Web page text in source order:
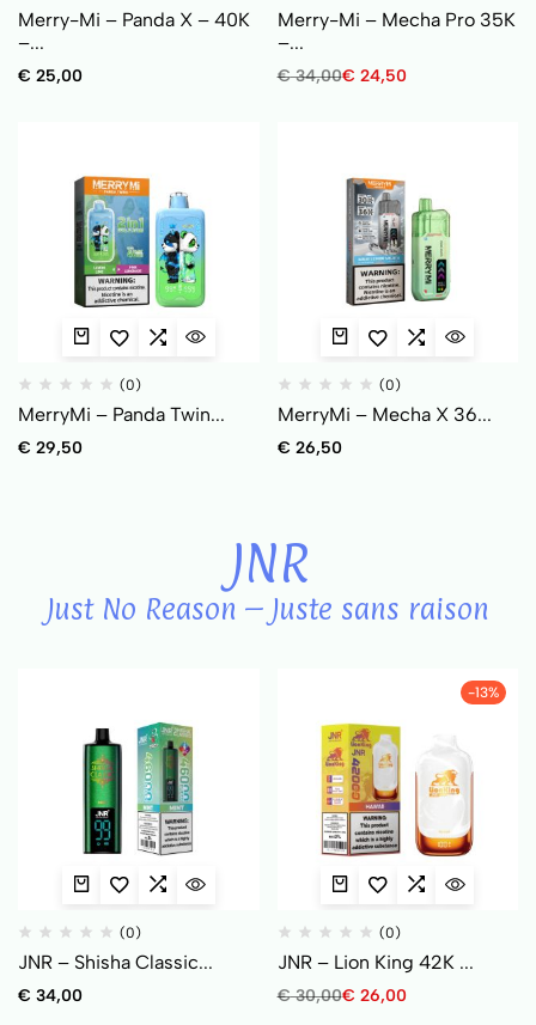
Merry-Mi – Panda X – 40K
–...
€ 25,00
Merry-Mi – Mecha Pro 35K
–...
€34,00€ 24,50
(0)
MerryMi – Panda Twin...
€ 29,50
(0)
MerryMi – Mecha X 36...
€ 26,50
JNR
Just No Reason – Juste sans raison
(0)
JNR – Shisha Classic...
€ 34,00
-13%
(0)
JNR – Lion King 42K ...
€30,00€ 26,00